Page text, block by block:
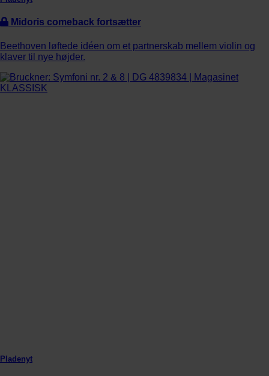
Midoris comeback fortsætter
Beethoven løftede idéen om et partnerskab mellem violin og
klaver til nye højder.
Pladenyt